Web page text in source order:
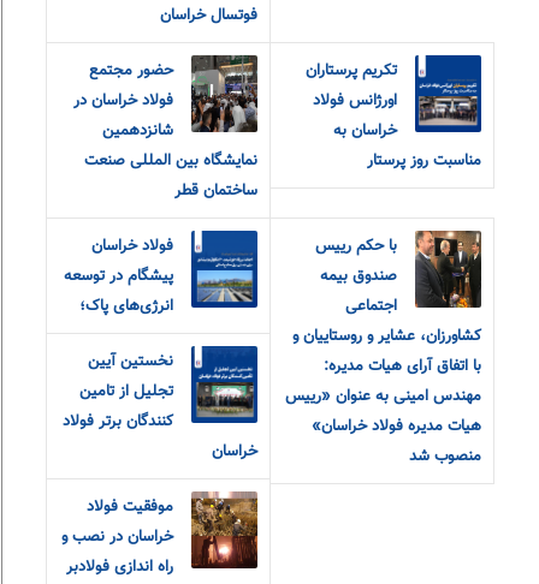
فوتسال خراسان
تکریم پرستاران
اورژانس فولاد
خراسان به
مناسبت روز پرستار
حضور مجتمع
فولاد خراسان در
شانزدهمین
نمایشگاه بین المللی صنعت
ساختمان قطر
با حکم رییس
صندوق بیمه
اجتماعی
کشاورزان، عشایر و روستاییان و
با اتفاق آرای هیات مدیره:
مهندس امینی به عنوان «رییس
هیات مدیره فولاد خراسان»
منصوب شد
فولاد خراسان
پیشگام در توسعه
انرژی‌های پاک؛
نخستین آیین
تجلیل از تامین
کنندگان برتر فولاد
خراسان
موفقیت فولاد
خراسان در نصب و
راه اندازی فولادبر